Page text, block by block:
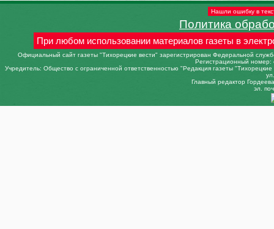
Нашли ошибку в
Политика
При любом использовании материалов газеты в
Официальный сайт газеты "Тихорецкие вести" зарегистрирован Федеральной
Регистрационный
Учредитель: Общество с ограниченной ответственностью "Редакция газеты
Главный редактор
эл.